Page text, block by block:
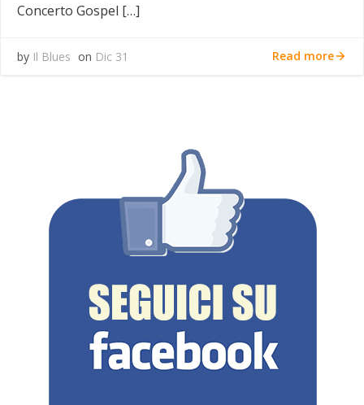
Concerto Gospel […]
by Il Blues on Dic 31 Read more